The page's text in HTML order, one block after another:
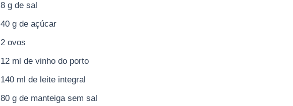
8 g de sal
40 g de açúcar
2 ovos
12 ml de vinho do porto
140 ml de leite integral
80 g de manteiga sem sal